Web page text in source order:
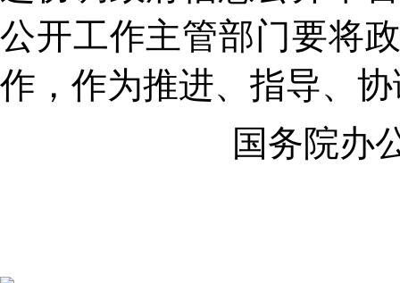
公开工作主管部门要将
作，作为推进、指导、
国务院办公